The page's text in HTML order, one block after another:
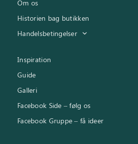
Om os
Historien bag butikken
Handelsbetingelser
Inspiration
Guide
Galleri
Facebook Side – følg os
Facebook Gruppe – få ideer